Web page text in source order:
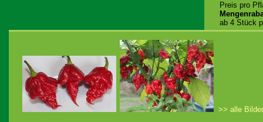
Preis pro
ab 4 Stück
>> alle